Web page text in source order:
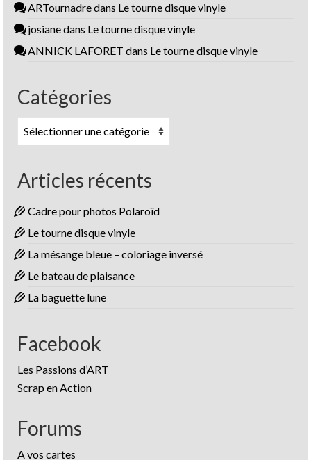
ARTournadredans Le tourne disque vinyle
josianedans Le tourne disque vinyle
ANNICK LAFORET dans Le tourne disque vinyle
Catégories
Catégories
Articles récents
Cadre pour photos Polaroïd
Le tourne disque vinyle
La mésange bleue – coloriage inversé
Le bateau de plaisance
La baguette lune
Facebook
Les Passions d’ART
Scrap en Action
Forums
A vos cartes